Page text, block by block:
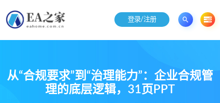
登录/注册
从“合规要求”到“治理能力”：企业合规管
理的底层逻辑，31页PPT